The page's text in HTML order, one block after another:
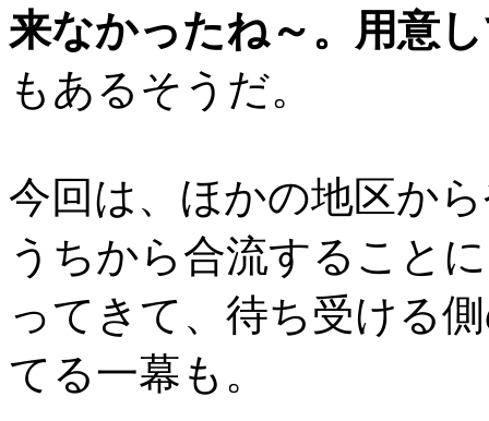
来なかったね～。用意
もあるそうだ。
今回は、ほかの地区か
うちから合流すること
ってきて、待ち受ける
てる一幕も。